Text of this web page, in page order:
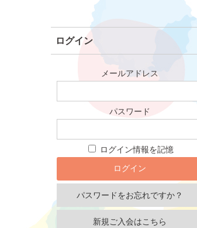
ログイン
メールアドレス
パスワード
ログイン情報を記憶
パスワードをお忘れですか？
新規ご入会はこちら